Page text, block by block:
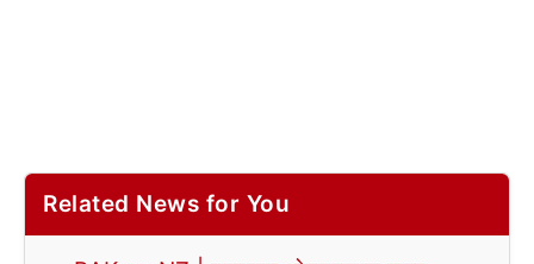
Related News for You